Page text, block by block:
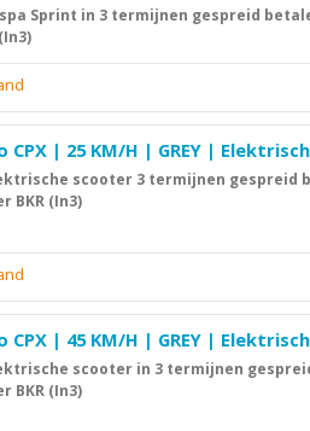
Sprint in 3 termijnen gespreid
CPX | 25 KM/H | GREY |
scooter 3 termijnen gespreid
BKR (In3)
CPX | 45 KM/H | GREY |
scooter in 3 termijnen
BKR (In3)